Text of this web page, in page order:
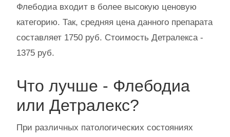
Флебодиа входит в более высокую ценовую
категорию. Так, средняя цена данного препарата
составляет 1750 руб. Стоимость Детралекса -
1375 руб.
Что лучше - Флебодиа
или Детралекс?
При различных патологических состояниях